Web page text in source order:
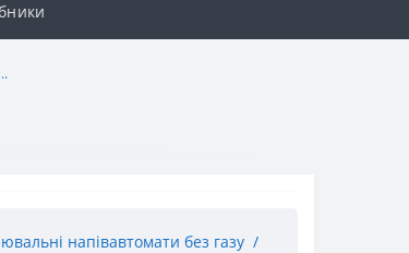
напівавтомати без газу